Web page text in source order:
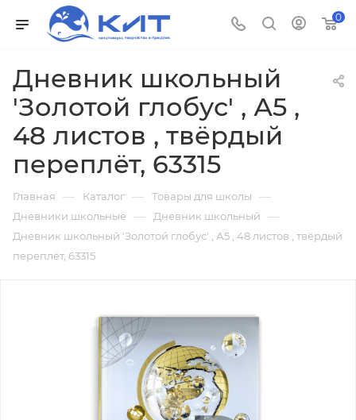
0
Дневник школьный
'Золотой глобус' , А5 ,
48 листов , твёрдый
переплёт, 63315
Главная — Каталог — Товары для школы —
Дневники школьные — Дневник школьный —
Дневник школьный 'Золотой глобус' , А5 , 48 листов , твёрдый
переплёт, 63315